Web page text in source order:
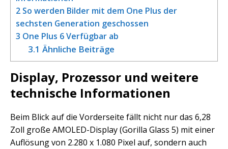
2 So werden Bilder mit dem One Plus der
sechsten Generation geschossen
3 One Plus 6 Verfügbar ab
3.1 Ähnliche Beiträge
Display, Prozessor und weitere
technische Informationen
Beim Blick auf die Vorderseite fällt nicht nur das 6,28
Zoll große AMOLED-Display (Gorilla Glass 5) mit einer
Auflösung von 2.280 x 1.080 Pixel auf, sondern auch